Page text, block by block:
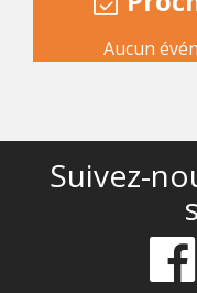
Aucun
Suivez-